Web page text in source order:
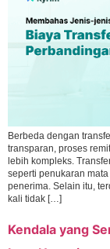
Berbeda dengan
transparan, proses
lebih kompleks.
seperti penukaran
penerima. Selain itu,
kali tidak […]
Kendala yang